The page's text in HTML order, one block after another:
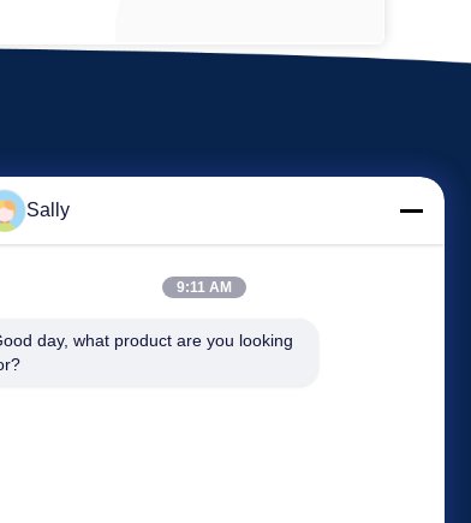
ト
Sally
9:11 AM
day, what product are you looking